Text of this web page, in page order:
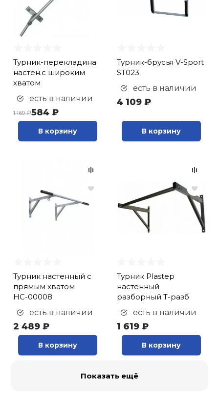
Турник-перекладина
настен.с широким
хватом
есть в наличии
1 169 ₽584 ₽
В корзину
Турник-брусья V-Sport
ST023
есть в наличии
4 109 ₽
В корзину
Турник настенный с
прямым хватом
НС-00008
есть в наличии
2 489 ₽
В корзину
Турник Plastep
настенный
разборный T-разб
есть в наличии
1 619 ₽
В корзину
Показать ещё